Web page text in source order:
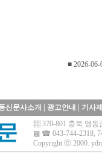
■ 2026-
신문사소개 광고안내
기사
▦ 370-801 충북 영
▩ ☎ 043-744-2318,
Copyright ⓒ 2000.